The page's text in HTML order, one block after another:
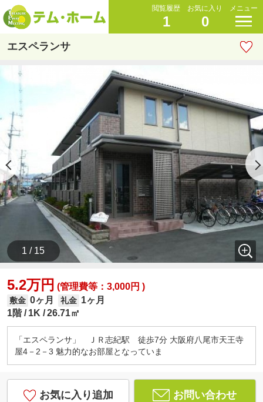
閲覧履歴
1
お気に入り
0
メニュー
エスペランサ
1 / 15
5.2万円 (管理費等：3,000円 )
敷金 0ヶ月 礼金 1ヶ月
1階
1K 26.71㎡
「エスペランサ」 ＪＲ志紀駅 徒歩7分 大阪府八尾市天王寺
屋4－2－3 魅力的なお部屋となっていま
お気に入り追加 お問い合わせ